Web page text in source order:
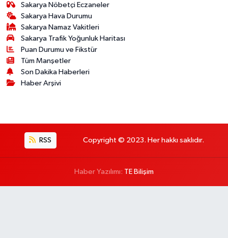
Sakarya Nöbetçi Eczaneler
Sakarya Hava Durumu
Sakarya Namaz Vakitleri
Sakarya Trafik Yoğunluk Haritası
Puan Durumu ve Fikstür
Tüm Manşetler
Son Dakika Haberleri
Haber Arşivi
RSS Copyright © 2023. Her hakkı saklıdır.
Haber Yazılımı: TE Bilişim